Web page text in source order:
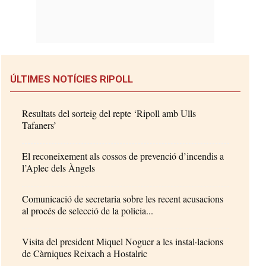
ÚLTIMES NOTÍCIES RIPOLL
Resultats del sorteig del repte ‘Ripoll amb Ulls
Tafaners’
El reconeixement als cossos de prevenció d’incendis a
l’Aplec dels Àngels
Comunicació de secretaria sobre les recent acusacions
al procés de selecció de la policia...
Visita del president Miquel Noguer a les instal·lacions
de Càrniques Reixach a Hostalric